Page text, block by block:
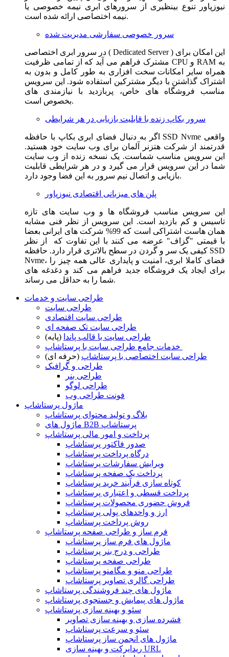
نیوزپاور تنوع بینظیری از سرورهای ابری نیمه خصوصی یا
نیمه اختصاصی ارائه شده است.
سرور خصوصی سفارشی مدیریت شده
در سرور ابری اختصاصی ( Dedicated Server ) این امکان برای
مشترک فراهم می آید که از تمامی ظرفیت CPU و RAM به
همراه سایر امکانات سخت افزاری به طور کامل و بدون به
اشتراک گذاشتن با دیگر مشترکین استفاده شود. این سرویس
مناسب فروشگاه های خاص، پربازدید با نیازمندی های
بخصوص است.
سرور بکاپ زنده با قابلیت بازیابی در هر شرایطی
اگر به دنبال فضای ابری بکاپ با حافظه SSD Nvme واقعی
قدرتمند از شرکت هتزنر آلمان برای وب سایت خود هستید.
این سرویس مناسب شماست. یک نسخه زنده از وب سایت
شما در این سرویس قرار می گیرد و در هر شرایطی قابلیت
بازیابی و اتصال نیم سرور به این فضا وجود دارد.
پلن های میزبانی اقتصادی نیوزپاور
این سرویس مناسب فروشگاه ها و وب سایت های تازه
تاسیس و کم بازدید است. این سرویس از نظر فنی مشابه
همان هاست اشتراکی است که 99% شرکت های ایرانی بعضا
با قیمتی "گزاف" عرضه می کنند با این تفاوت که از نظر
کیفی یک سر و گردن در سطح بالاتری قرار دارد. حافظه SSD
Nvme، فضای کاملا ابری، امنیت و پایداری عالی همه چیز را
برای ایجاد یک فروشگاه جدید فراهم می کند و دغدغه های
شما را به حداقل می رساند.
طراحی سایت و خدمات
طراحی سایت
طراحی سایت اقتصادی
طراحی سایت تک صفحه ای
طراحی سایت با قالب پاندا (پایه)
طراحی سایت اختصاصی با پرستاشاپ (حرفه ای)
طراحی و گرافیک
طراحی بنر
طراحی لوگو
فونت طراحی وب
ماژول پرستاشاپ
بلاگ و تولید محتوای پرستاشاپ
ماژول های B2B پرستاشاپ
پرداخت و امور مالی پرستاشاپ
صدور فاکتور پرستاشاپ
درگاه پرداخت پرستاشاپ
ویرایش سفارشات پرستاشاپ
پرداخت یک صفحه پرستاشاپ
کوتاه سازی فرآیند خرید پرستاشاپ
پرداخت قسطی و اعتباری پرستاشاپ
فروش حضوری محصولات پرستاشاپ
ارز و واحدهای پولی پرستاشاپ
روش پرداخت پرستاشاپ
فرم ساز و طراحی صفحه پرستاشاپ
ماژول های فرم ساز پرستاشاپ
طراحی و درج بنر پرستاشاپ
طراحی صفحه پرستاشاپ
طراحی منو و مگامنو پرستاشاپ
طراحی گالری تصاویر پرستاشاپ
ماژول های چند فروشندگی پرستاشاپ
ماژول های پیمایش و جستجوی پرستاشاپ
سئو و بهینه سازی پرستاشاپ
فشرده سازی و بهینه سازی تصاویر
سئو و سرعت پرستاشاپ
ماژول های انجمن ساز پرستاشاپ
ریدایرکت و بهینه سازی URL